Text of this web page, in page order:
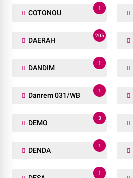
COTONOU
1
DAERAH
205
DANDIM
1
Danrem 031/WB
1
DEMO
3
DENDA
1
1